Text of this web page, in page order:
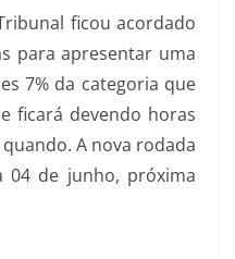
ficou acordado
para apresentar uma
7% da categoria que
ficará devendo horas
A nova rodada
04 de junho, próxima